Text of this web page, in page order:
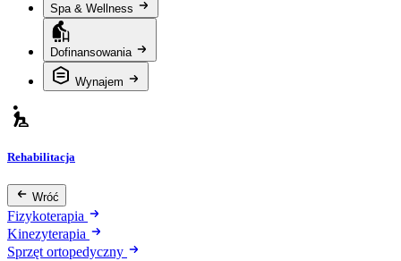
Spa & Wellness
Dofinansowania
Wynajem
Rehabilitacja
Wróć
Fizykoterapia
Kinezyterapia
Sprzęt ortopedyczny